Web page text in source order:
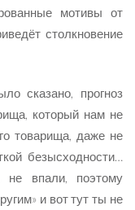
мотивы от
столкновение
сказано, прогноз
который нам не
товарища, даже не
безысходности…
впали, поэтому
и вот тут ты не